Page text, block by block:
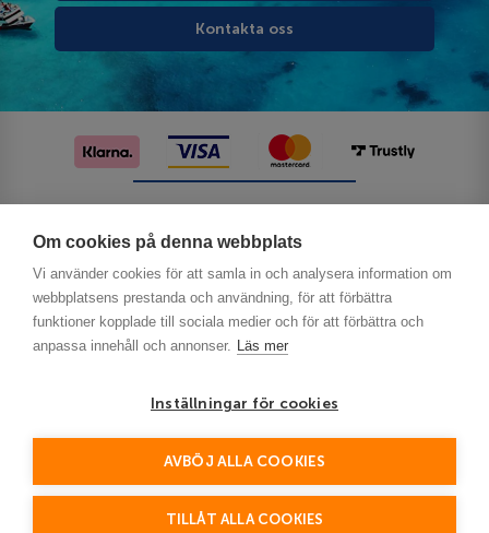
Om cookies på denna webbplats
Vi använder cookies för att samla in och analysera information om
webbplatsens prestanda och användning, för att förbättra
funktioner kopplade till sociala medier och för att förbättra och
anpassa innehåll och annonser. Läs mer
Inställningar för cookies
AVBÖJ ALLA COOKIES
TILLÅT ALLA COOKIES
Kontakta oss
This site is protected by reCAPTCHA and the Google
Policy and Terms of Service apply.